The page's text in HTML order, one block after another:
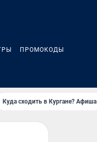
ПРОМОКОДЫ
Куда сходить в Кургане? Афиша